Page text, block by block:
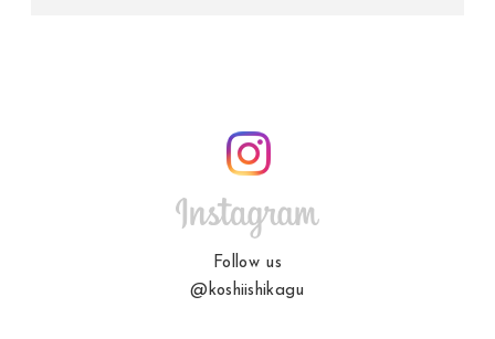
Follow us
@koshiishikagu